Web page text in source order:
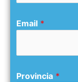
Email *
Provincia *